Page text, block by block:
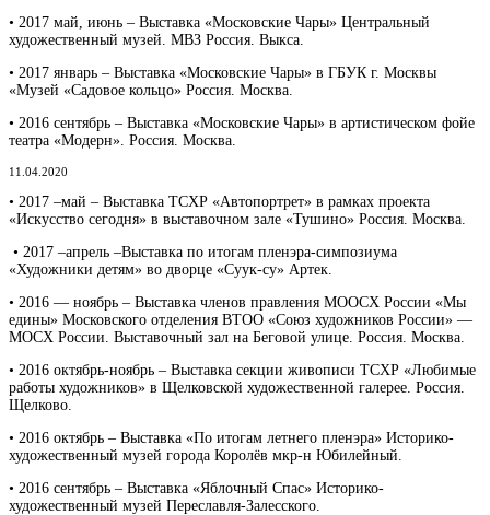
• 2017 май, июнь – Выставка «Московские Чары» Центральный
художественный музей. МВЗ Россия. Выкса.
• 2017 январь – Выставка «Московские Чары» в ГБУК г. Москвы
«Музей «Садовое кольцо» Россия. Москва.
• 2016 сентябрь – Выставка «Московские Чары» в артистическом фойе
театра «Модерн». Россия. Москва.
11.04.2020
• 2017 –май – Выставка ТСХР «Автопортрет» в рамках проекта
«Искусство сегодня» в выставочном зале «Тушино» Россия. Москва.
• 2017 –апрель –Выставка по итогам пленэра-симпозиума
«Художники детям» во дворце «Суук-су» Артек.
• 2016 — ноябрь – Выставка членов правления МООСХ России «Мы
едины» Московского отделения ВТОО «Союз художников России» —
МОСХ России. Выставочный зал на Беговой улице. Россия. Москва.
• 2016 октябрь-ноябрь – Выставка секции живописи ТСХР «Любимые
работы художников» в Щелковской художественной галерее. Россия.
Щелково.
• 2016 октябрь – Выставка «По итогам летнего пленэра» Историко-
художественный музей города Королёв мкр-н Юбилейный.
• 2016 сентябрь – Выставка «Яблочный Спас» Историко-
художественный музей Переславля-Залесского.